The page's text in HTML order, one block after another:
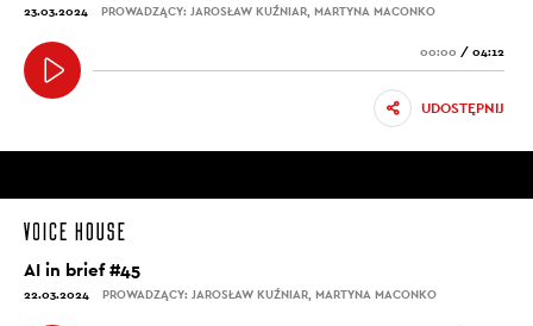
23.03.2024 PROWADZĄCY: JAROSŁAW KUŹNIAR, MARTYNA MACONKO
00:00 / 04:12
UDOSTĘPNIJ
AI in brief #45
22.03.2024 PROWADZĄCY: JAROSŁAW KUŹNIAR, MARTYNA MACONKO